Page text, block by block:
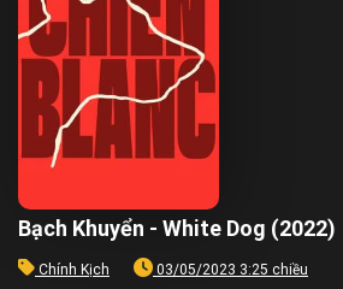
Bạch Khuyển - White Dog (2022)
Chính Kịch 03/05/2023 3:25 chiều